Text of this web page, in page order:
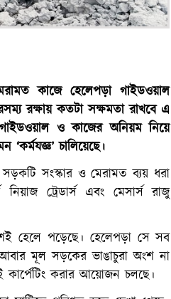
কাজে হেলেপড়া গাইডওয়াল
রক্ষায় কতটা সক্ষমতা রাখবে এ
ও কাজের অনিয়ম নিয়ে
চালিয়েছে।
সড়কটি সংস্কার ও মেরামত ব্যয় ধরা
ট্রেডার্স এবং মেসার্স রাজু
হেলে পড়েছে। হেলেপড়া সে সব
আবার মূল সড়কের ভাঙাচুরা অংশ না
করার আয়োজন চলছে।